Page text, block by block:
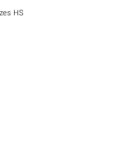
HS